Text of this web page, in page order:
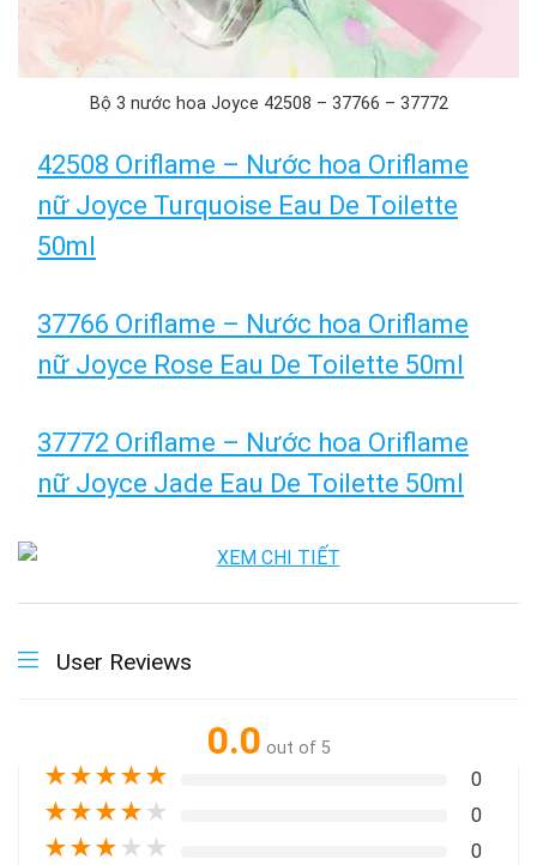
Bộ 3 nước hoa Joyce 42508 – 37766 – 37772
42508 Oriflame – Nước hoa Oriflame
nữ Joyce Turquoise Eau De Toilette
50ml
37766 Oriflame – Nước hoa Oriflame
nữ Joyce Rose Eau De Toilette 50ml
37772 Oriflame – Nước hoa Oriflame
nữ Joyce Jade Eau De Toilette 50ml
User Reviews
0.0 out of 5
★★★★★ 0
★★★★ ★ 0
★★★ ★ ★ 0